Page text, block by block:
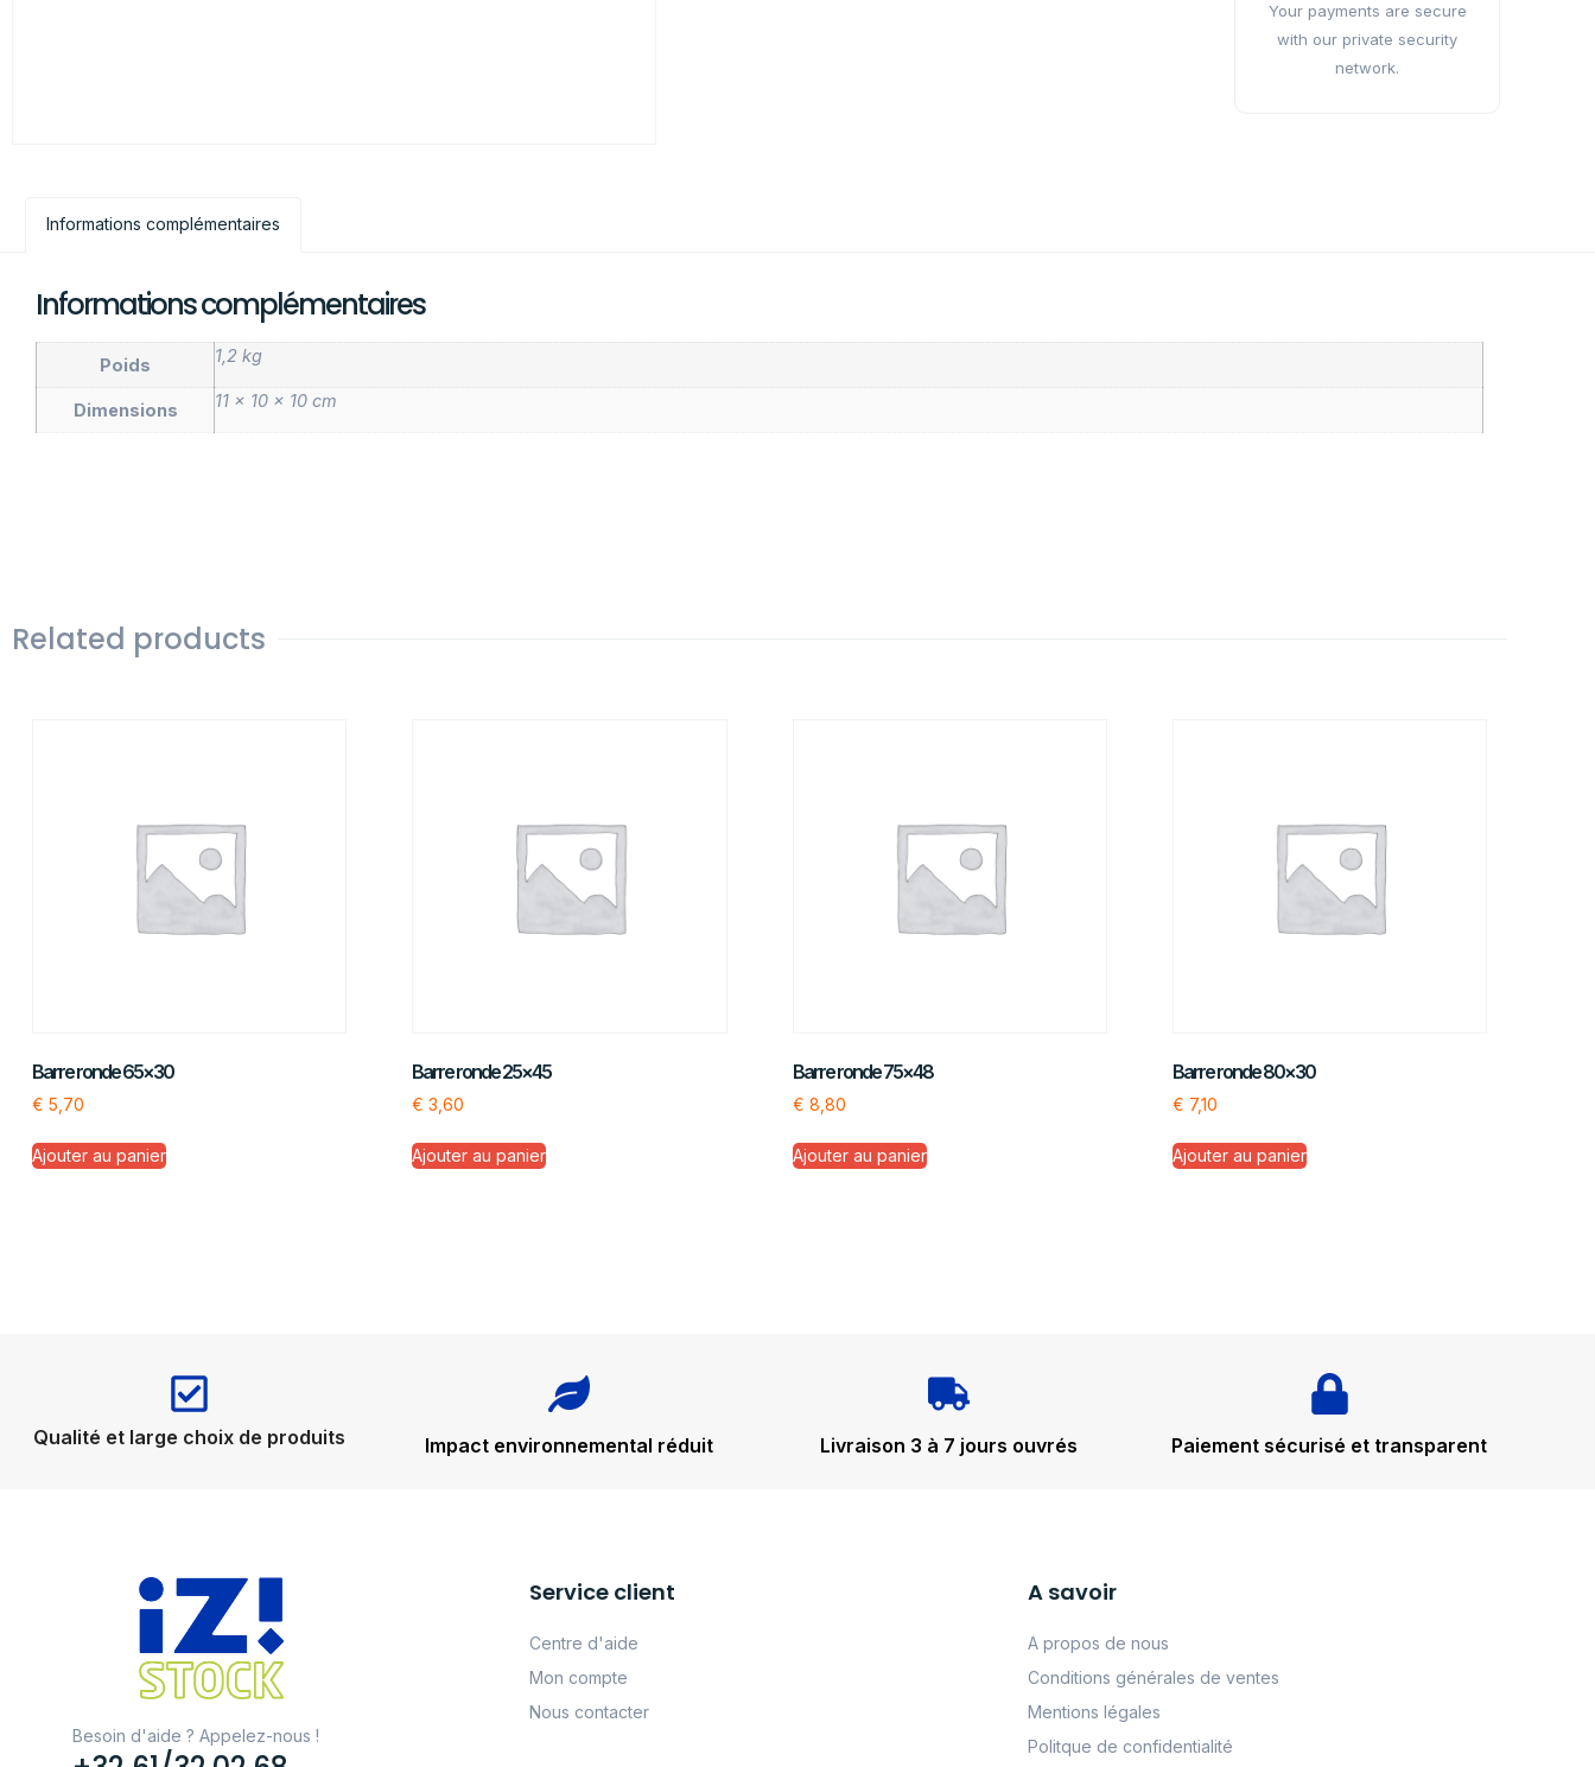
Your payments are secure
with our private security
network.
Informations complémentaires
Informations complémentaires
Poids 1,2 kg
Dimensions 11 × 10 × 10 cm
Related products
Barre ronde 65×30
€ 5,70
Ajouter au panier
Barre ronde 25×45
€ 3,60
Ajouter au panier
Barre ronde 75×48
€ 8,80
Ajouter au panier
Barre ronde 80×30
€ 7,10
Ajouter au panier
Qualité et large choix de produits Impact environnemental réduit Livraison 3 à 7 jours ouvrés Paiement sécurisé et transparent
Besoin d'aide ? Appelez-nous !
Service client
Centre d'aide
Mon compte
Nous contacter
A savoir
A propos de nous
Conditions générales de ventes
Mentions légales
Politque de confidentialité